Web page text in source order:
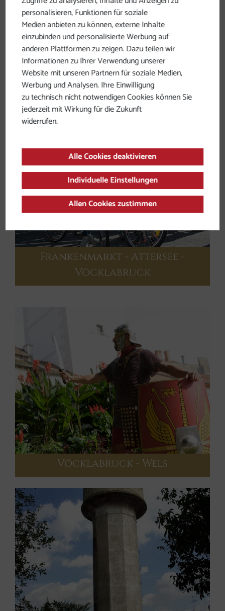
Kirchheim im Innkreis -
Frankenmarkt
Frankenmarkt - Attersee -
Vöcklabruck
Vöcklabruck - Wels
personalisieren, Funktionen für soziale
Medien anbieten zu können, externe Inhalte
einzubinden und personalisierte Werbung auf
anderen Plattformen zu zeigen. Dazu teilen wir
Informationen zu Ihrer Verwendung unserer
Website mit unseren Partnern für soziale Medien,
Werbung und Analysen. Ihre Einwilligung
zu technisch nicht notwendigen Cookies können Sie
jederzeit mit Wirkung für die Zukunft
widerrufen.
Alle Cookies deaktivieren
Individuelle Einstellungen
Allen Cookies zustimmen